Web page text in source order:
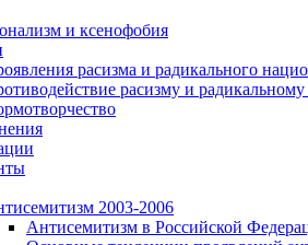
и ксенофобия
расизма и радикального
расизму и
2003-2006
Антисемитизм в Российской